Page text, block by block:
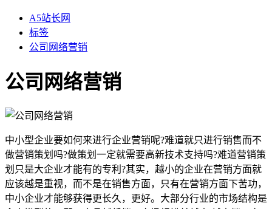
A5站长网
标签
公司网络营销
公司网络营销
中小型企业要如何来进行企业营销呢?难道就只进行销售而不
做营销策划吗?做策划一定就需要高新技术支持吗?难道营销策
划只是大企业才能有的专利?其实，越小的企业在营销方面就
应该越是重视，而不是在销售方面，只有在营销方面下苦功，
中小企业才能够获得更长久，更好。大部分行业的市场结构是